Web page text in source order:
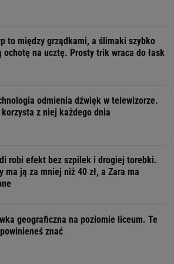
to między grządkami, a ślimaki szybko
ochotę na ucztę. Prosty trik wraca do łask
odmienia dźwięk w telewizorze.
z niej każdego dnia
robi efekt bez szpilek i drogiej torebki.
ma ją za mniej niż 40 zł, a Zara ma
geograficzna na poziomie liceum. Te
znać